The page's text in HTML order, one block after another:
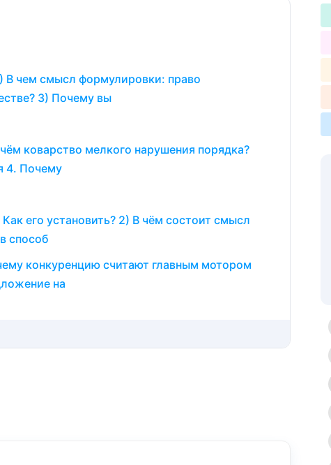
В чем смысл формулировки: право
3) Почему вы
коварство мелкого нарушения порядка?
4. Почему
его установить? 2) В чём состоит смысл
способ
конкуренцию считают главным мотором
на